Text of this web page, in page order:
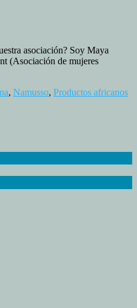
asociación? Soy Maya
(Asociación de mujeres
, Namusso, Productos africanos